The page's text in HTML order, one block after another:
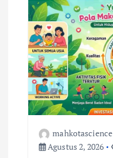
mahkotascience
Agustus 2, 2026